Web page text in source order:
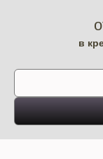
в